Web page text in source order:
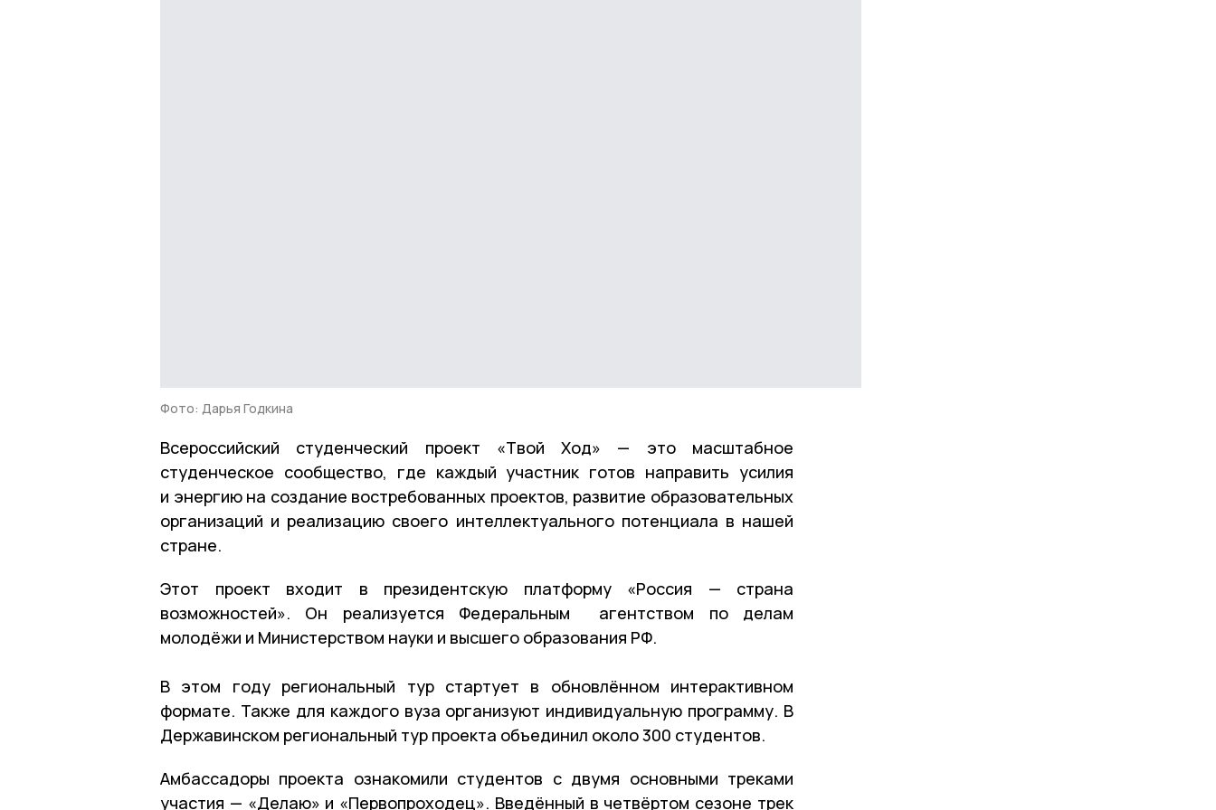
Фото: Дарья Годкина
Всероссийский студенческий проект «Твой Ход» — это масштабное
студенческое сообщество, где каждый участник готов направить усилия
и энергию на создание востребованных проектов, развитие образовательных
организаций и реализацию своего интеллектуального потенциала в нашей
стране.
Этот проект входит в президентскую платформу «Россия — страна
возможностей». Он реализуется Федеральным агентством по делам
молодёжи и Министерством науки и высшего образования РФ.
В этом году региональный тур стартует в обновлённом интерактивном
формате. Также для каждого вуза организуют индивидуальную программу. В
Державинском региональный тур проекта объединил около 300 студентов.
Амбассадоры проекта ознакомили студентов с двумя основными треками
участия — «Делаю» и «Первопроходец». Введённый в четвёртом сезоне трек